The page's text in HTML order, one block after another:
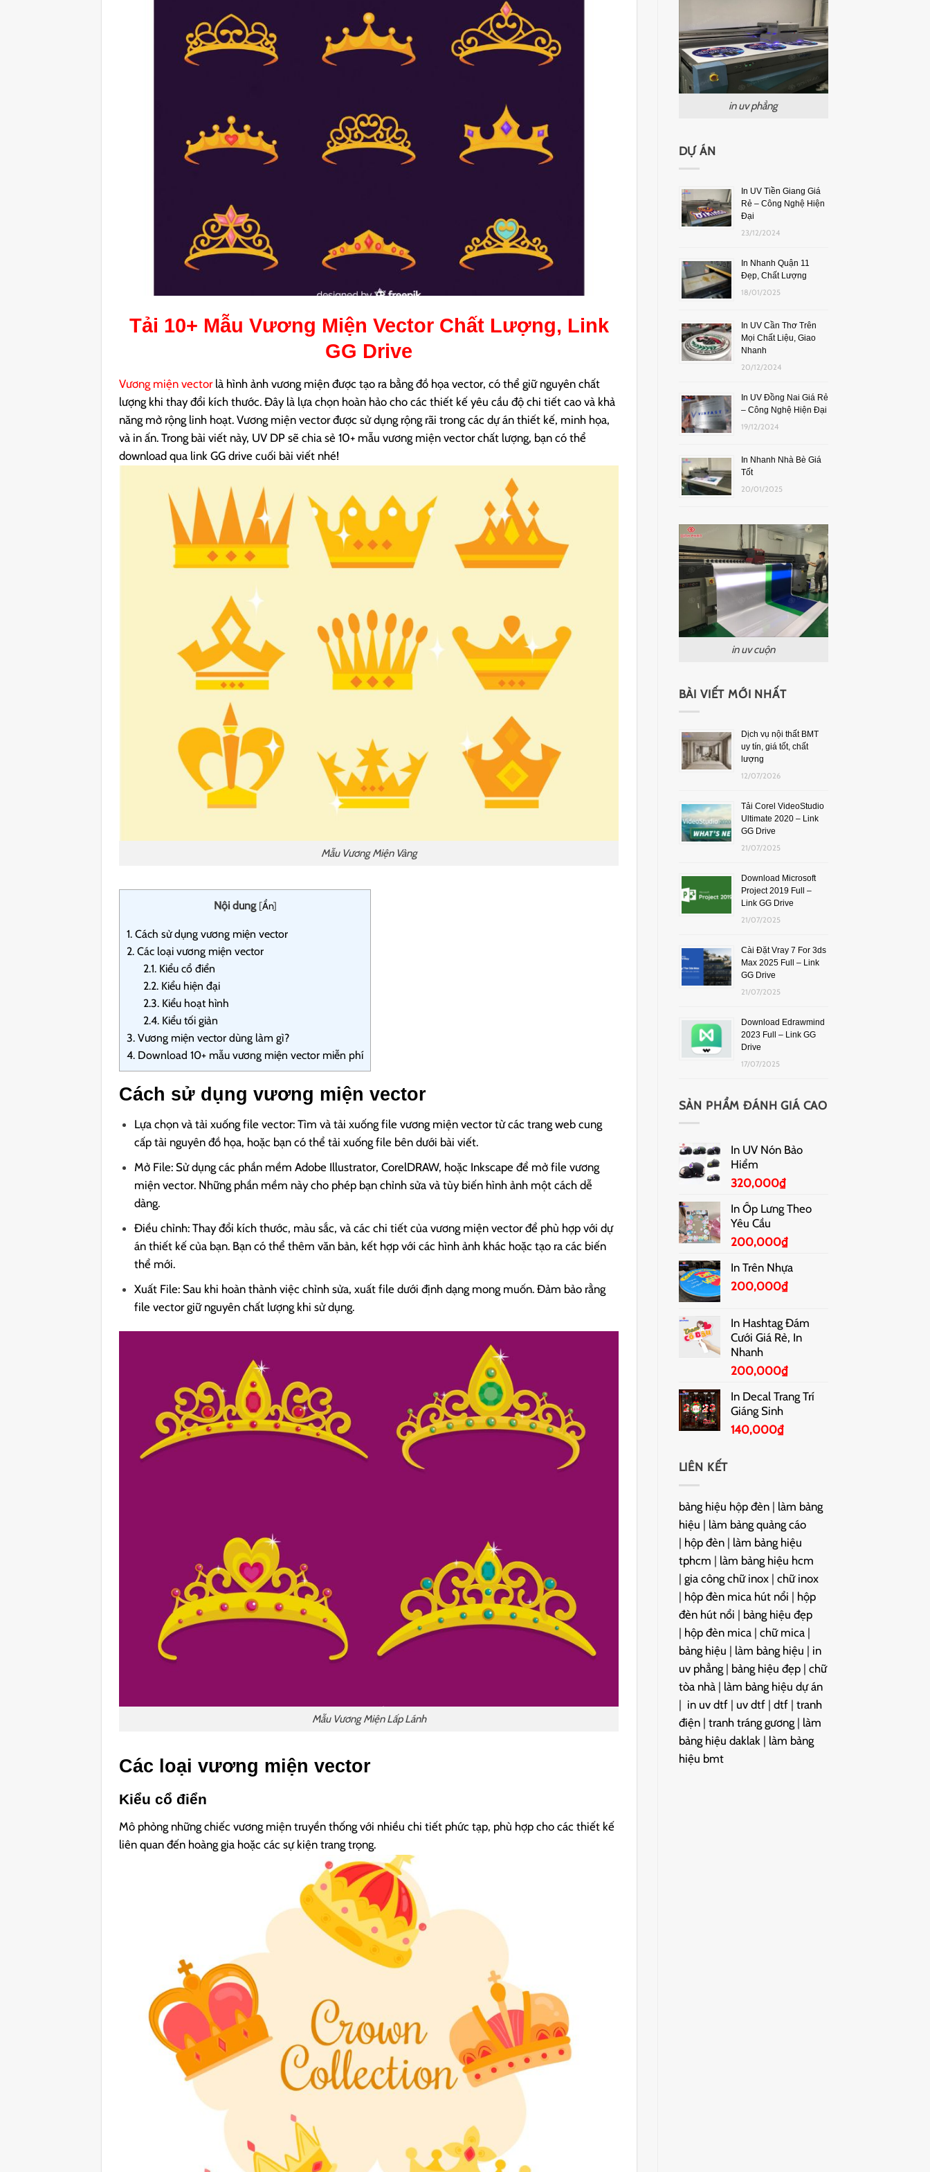
Tải 10+ Mẫu Vương Miện VectorChất Lượng, Link
GG Drive
Vương miện vectorlà hình ảnh vương miện được tạo ra bằng đồ họa vector, có thể giữ nguyên chất
lượng khi thay đổi kích thước. Đây là lựa chọn hoàn hảo cho các thiết kế yêu cầu độ chi tiết cao và khả
năng mở rộng linh hoạt. Vương miện vector được sử dụng rộng rãi trong các dự án thiết kế, minh họa,
và in ấn. Trong bài viết này, UV DP sẽ chia sẻ 10+ mẫu vương miện vector chất lượng, bạn có thể
download qua link GG drive cuối bài viết nhé!
Mẫu Vương Miện Vàng
Nội dung [Ẩn]
1. Cách sử dụng vương miện vector
2. Các loại vương miện vector
2.1. Kiểu cổ điển
2.2. Kiểu hiện đại
2.3. Kiểu hoạt hình
2.4. Kiểu tối giản
3. Vương miện vector dùng làm gì?
4. Download 10+ mẫu vương miện vector miễn phí
Cách sử dụng vương miện vector
Lựa chọn và tải xuống file vector: Tìm và tải xuống file vương miện vector từ các trang web cung
cấp tài nguyên đồ họa, hoặc bạn có thể tải xuống file bên dưới bài viết.
Mở File: Sử dụng các phần mềm Adobe Illustrator, CorelDRAW, hoặc Inkscape để mở file vương
miện vector. Những phần mềm này cho phép bạn chỉnh sửa và tùy biến hình ảnh một cách dễ
dàng.
Điều chỉnh: Thay đổi kích thước, màu sắc, và các chi tiết của vương miện vector để phù hợp với dự
án thiết kế của bạn. Bạn có thể thêm văn bản, kết hợp với các hình ảnh khác hoặc tạo ra các biến
thể mới.
Xuất File: Sau khi hoàn thành việc chỉnh sửa, xuất file dưới định dạng mong muốn. Đảm bảo rằng
file vector giữ nguyên chất lượng khi sử dụng.
Mẫu Vương Miện Lấp Lánh
Các loại vương miện vector
Kiểu cổ điển
Mô phỏng những chiếc vương miện truyền thống với nhiều chi tiết phức tạp, phù hợp cho các thiết kế
liên quan đến hoàng gia hoặc các sự kiện trang trọng.
in uv phẳng
DỰ ÁN
In UV Tiền Giang Giá
Rẻ – Công Nghệ Hiện
Đại
23/12/2024
In Nhanh Quận 11
Đẹp, Chất Lượng
18/01/2025
In UV Cần Thơ Trên
Mọi Chất Liệu, Giao
Nhanh
20/12/2024
In UV Đồng Nai Giá Rẻ
– Công Nghệ Hiện Đại
19/12/2024
In Nhanh Nhà Bè Giá
Tốt
20/01/2025
in uv cuộn
BÀI VIẾT MỚI NHẤT
Dịch vụ nội thất BMT
uy tín, giá tốt, chất
lượng
12/07/2026
Tải Corel VideoStudio
Ultimate 2020 – Link
GG Drive
21/07/2025
Download Microsoft
Project 2019 Full –
Link GG Drive
21/07/2025
Cài Đặt Vray 7 For 3ds
Max 2025 Full – Link
GG Drive
21/07/2025
Download Edrawmind
2023 Full – Link GG
Drive
17/07/2025
SẢN PHẨM ĐÁNH GIÁ CAO
In UV Nón Bảo
Hiểm
320,000₫
In Ốp Lưng Theo
Yêu Cầu
200,000₫
In Trên Nhựa
200,000₫
In Hashtag Đám
Cưới Giá Rẻ, In
Nhanh
200,000₫
In Decal Trang Trí
Giáng Sinh
140,000₫
LIÊN KẾT
bảng hiệu hộp đèn| làm bảng
hiệu | làm bảng quảng cáo
| hộp đèn| làm bảng hiệu
tphcm | làm bảng hiệu hcm
| gia công chữ inox| chữ inox
| hộp đèn mica hút nổi | hộp
đèn hút nổi | bảng hiệu đẹp
| hộp đèn mica| chữ mica|
bảng hiệu | làm bảng hiệu | in
uv phẳng| bảng hiệu đẹp| chữ
tòa nhà| làm bảng hiệu dự án
| in uv dtf| uv dtf| dtf| tranh
điện| tranh tráng gương| làm
bảng hiệu daklak| làm bảng
hiệu bmt